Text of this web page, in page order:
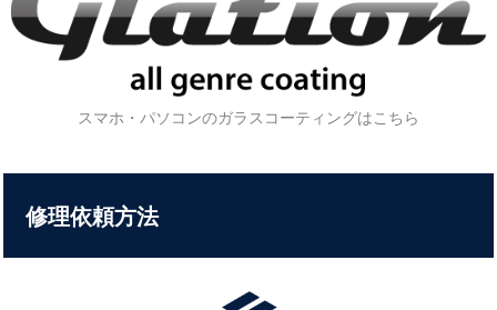
スマホ・パソコンのガラスコーティングはこちら
修理依頼方法